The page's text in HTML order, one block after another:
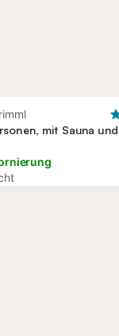
mit Sauna und